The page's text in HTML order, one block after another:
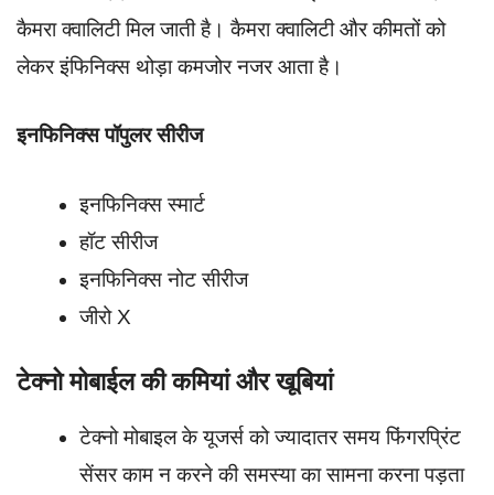
कैमरा क्वालिटी मिल जाती है। कैमरा क्वालिटी और कीमतों को
लेकर इंफिनिक्स थोड़ा कमजोर नजर आता है।
इनफिनिक्स पॉपुलर सीरीज
इनफिनिक्स स्मार्ट
हॉट सीरीज
इनफिनिक्स नोट सीरीज
जीरो X
टेक्नोमोबाईल की कमियां और खूबियां
टेक्नो मोबाइल के यूजर्स को ज्यादातर समय फिंगरप्रिंट
सेंसर काम न करने की समस्या का सामना करना पड़ता